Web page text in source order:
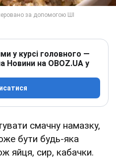
у курсі головного —
Новини на OBOZ.UA у
смачну намазку,
бути будь-яка
яйця, сир, кабачки.